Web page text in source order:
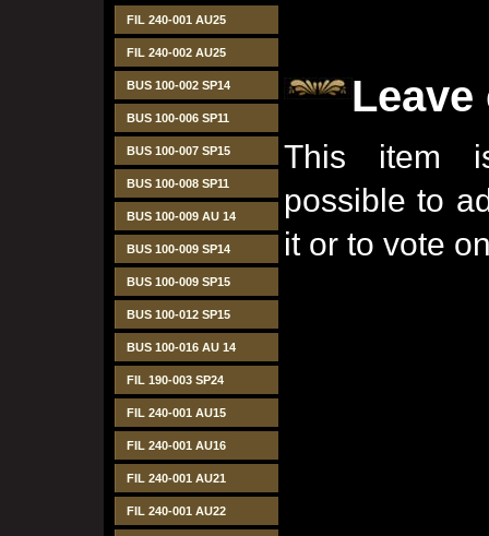
FIL 240-001 AU25
FIL 240-002 AU25
BUS 100-002 SP14
BUS 100-006 SP11
BUS 100-007 SP15
BUS 100-008 SP11
BUS 100-009 AU 14
BUS 100-009 SP14
BUS 100-009 SP15
BUS 100-012 SP15
BUS 100-016 AU 14
FIL 190-003 SP24
FIL 240-001 AU15
FIL 240-001 AU16
FIL 240-001 AU21
FIL 240-001 AU22
Leave
This item
possible to
it or to vote